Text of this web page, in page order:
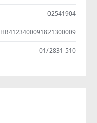
02541904
HR4123400091821300009
01/2831-510